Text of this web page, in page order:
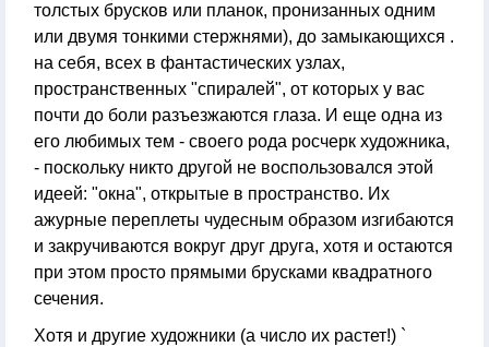
толстых брусков или планок, пронизанных одним
или двумя тонкими стержнями), до замыкающихся .
на себя, всех в фантастических узлах,
пространственных "спиралей", от которых у вас
почти до боли разъезжаются глаза. И еще одна из
его любимых тем - своего рода росчерк художника,
- поскольку никто другой не воспользовался этой
идеей: "окна", открытые в пространство. Их
ажурные переплеты чудесным образом изгибаются
и закручиваются вокруг друг друга, хотя и остаются
при этом просто прямыми брусками квадратного
сечения.
Хотя и другие художники (а число их растет!) `